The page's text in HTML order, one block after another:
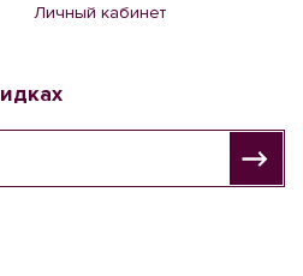
Личный кабинет